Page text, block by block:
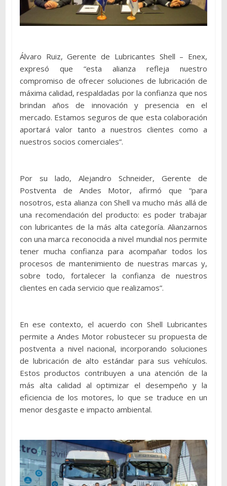
Álvaro Ruiz, Gerente de Lubricantes Shell – Enex,
expresó que “esta alianza refleja nuestro
compromiso de ofrecer soluciones de lubricación de
máxima calidad, respaldadas por la confianza que nos
brindan años de innovación y presencia en el
mercado. Estamos seguros de que esta colaboración
aportará valor tanto a nuestros clientes como a
nuestros socios comerciales”.
Por su lado, Alejandro Schneider, Gerente de
Postventa de Andes Motor, afirmó que “para
nosotros, esta alianza con Shell va mucho más allá de
una recomendación del producto: es poder trabajar
con lubricantes de la más alta categoría. Alianzarnos
con una marca reconocida a nivel mundial nos permite
tener mucha confianza para acompañar todos los
procesos de mantenimiento de nuestras marcas y,
sobre todo, fortalecer la confianza de nuestros
clientes en cada servicio que realizamos”.
En ese contexto, el acuerdo con Shell Lubricantes
permite a Andes Motor robustecer su propuesta de
postventa a nivel nacional, incorporando soluciones
de lubricación de alto estándar para sus vehículos.
Estos productos contribuyen a una atención de la
más alta calidad al optimizar el desempeño y la
eficiencia de los motores, lo que se traduce en un
menor desgaste e impacto ambiental.